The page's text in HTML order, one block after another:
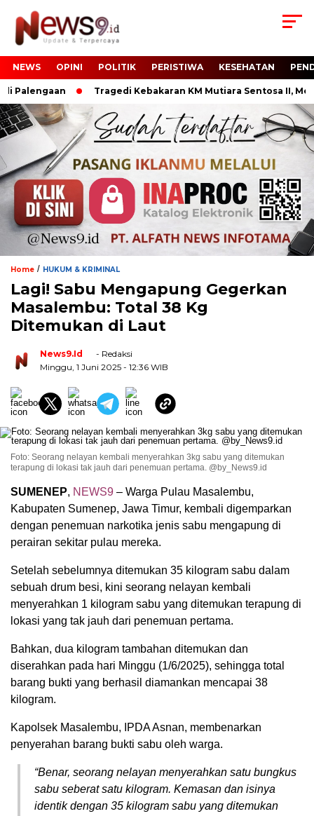
NEWS OPINI POLITIK PERISTIWA KESEHATAN
Tragedi Kebakaran KM Mutiara Sentosa II,
Home / HUKUM & KRIMINAL
Lagi! Sabu Mengapung Gegerkan
Masalembu: Total 38 Kg
Ditemukan di Laut
News9.id
- Redaksi
Minggu, 1 Juni 2025 - 12:36 WIB
Foto: Seorang nelayan kembali menyerahkan 3kg sabu yang ditemukan
terapung di lokasi tak jauh dari penemuan pertama. @by_News9.id
SUMENEP, NEWS9 – Warga Pulau Masalembu,
Kabupaten Sumenep, Jawa Timur, kembali digemparkan
dengan penemuan narkotika jenis sabu mengapung di
perairan sekitar pulau mereka.
Setelah sebelumnya ditemukan 35 kilogram sabu dalam
sebuah drum besi, kini seorang nelayan kembali
menyerahkan 1 kilogram sabu yang ditemukan terapung di
lokasi yang tak jauh dari penemuan pertama.
Bahkan, dua kilogram tambahan ditemukan dan
diserahkan pada hari Minggu (1/6/2025), sehingga total
barang bukti yang berhasil diamankan mencapai 38
kilogram.
Kapolsek Masalembu, IPDA Asnan, membenarkan
penyerahan barang bukti sabu oleh warga.
“Benar, seorang nelayan menyerahkan satu bungkus
sabu seberat satu kilogram. Kemasan dan isinya
identik dengan 35 kilogram sabu yang ditemukan